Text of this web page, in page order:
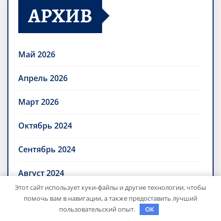
АРХИВ
Май 2026
Апрель 2026
Март 2026
Октябрь 2024
Сентябрь 2024
Август 2024
Июль 2024
Этот сайт использует куки-файлы и другие технологии, чтобы
помочь вам в навигации, а также предоставить лучший
пользовательский опыт.
OK